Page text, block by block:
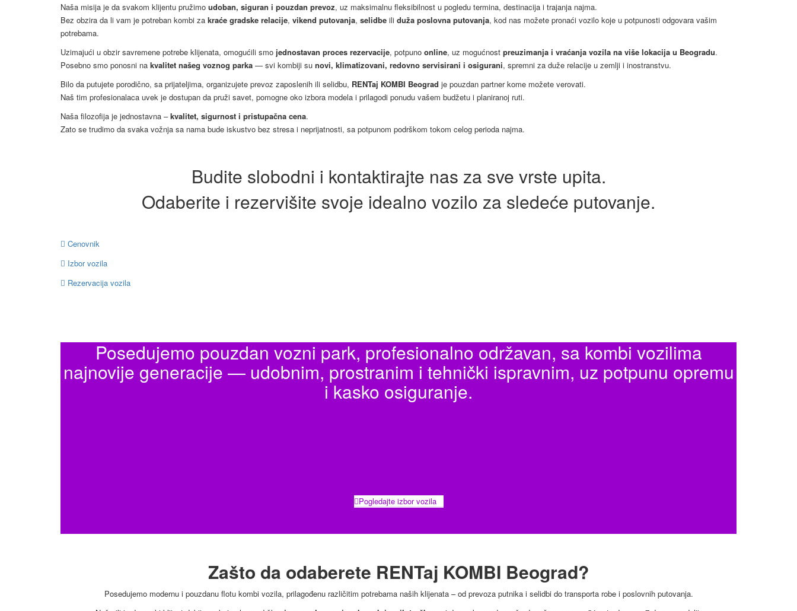
Naša misija je da svakom klijentu pružimo udoban, siguran i pouzdan prevoz, uz maksimalnu fleksibilnost u pogledu termina, destinacija i trajanja najma.
Bez obzira da li vam je potreban kombi za kraće gradske relacije, vikend putovanja, selidbe ili duža poslovna putovanja, kod nas možete pronaći vozilo koje u potpunosti odgovara vašim
potrebama.
Uzimajući u obzir savremene potrebe klijenata, omogućili smo jednostavan proces rezervacije, potpuno online, uz mogućnost preuzimanja i vraćanja vozila na više lokacija u Beogradu.
Posebno smo ponosni na kvalitet našeg voznog parka — svi kombiji su novi, klimatizovani, redovno servisirani i osigurani, spremni za duže relacije u zemlji i inostranstvu.
Bilo da putujete porodično, sa prijateljima, organizujete prevoz zaposlenih ili selidbu, RENTaj KOMBI Beograd je pouzdan partner kome možete verovati.
Naš tim profesionalaca uvek je dostupan da pruži savet, pomogne oko izbora modela i prilagodi ponudu vašem budžetu i planiranoj ruti.
Naša filozofija je jednostavna –kvalitet, sigurnost i pristupačna cena.
Zato se trudimo da svaka vožnja sa nama bude iskustvo bez stresa i neprijatnosti, sa potpunom podrškom tokom celog perioda najma.
Budite slobodni i kontaktirajte nas za sve vrste upita.
Odaberite i rezervišite svoje idealno vozilo za sledeće putovanje.
Cenovnik
Izbor vozila
Rezervacija vozila
Posedujemo pouzdan vozni park, profesionalno održavan, sa kombi vozilima
najnovije generacije — udobnim, prostranim i tehnički ispravnim, uz potpunu opremu
i kasko osiguranje.
Pogledajte izbor vozila
Zašto da odaberete RENTaj KOMBI Beograd?
Posedujemo modernu i pouzdanu flotu kombi vozila, prilagođenu različitim potrebama naših klijenata – od prevoza putnika i selidbi do transporta robe i poslovnih putovanja.